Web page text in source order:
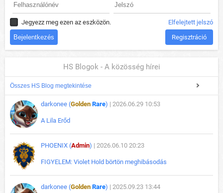
Jegyezz meg ezen az eszközön. Elfelejtett jelszó
Regisztráció
HS Blogok - A közösség hírei
Összes HS Blog megtekintése
darkonee (Golden Rare) | 2026.06.29 10:53
A Lila Erőd
PHOENIX (Admin) | 2026.06.10 20:23
FIGYELEM: Violet Hold börtön meghibásodás
darkonee (Golden Rare) | 2025.09.23 13:44